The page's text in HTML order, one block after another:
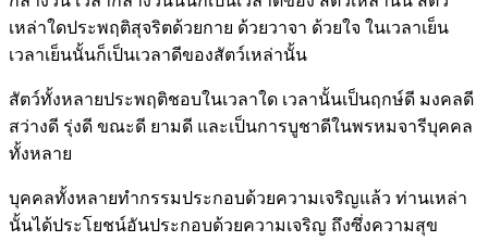
เหล่าใดประพฤติสุจริตด้วยกาย ด้วยวาจา ด้วยใจ ในเวลาเย็น
เวลาเย็นนั้นก็เป็นเวลาดีของสัตว์เหล่านั้น
สัตว์ทั้งหลายประพฤติชอบในเวลาใด เวลานั้นเป็นฤกษ์ดี มงคลดี
สว่างดี รุ่งดี ขณะดี ยามดี และเป็นการบูชาดีในพรหมจารีบุคคล
ทั้งหลาย
บุคคลทั้งหลายทำกรรมประกอบด้วยความเจริญแล้ว ท่านเหล่า
นั้นได้ประโยชน์อันประกอบด้วยความเจริญ ถึงซึ่งความสุข